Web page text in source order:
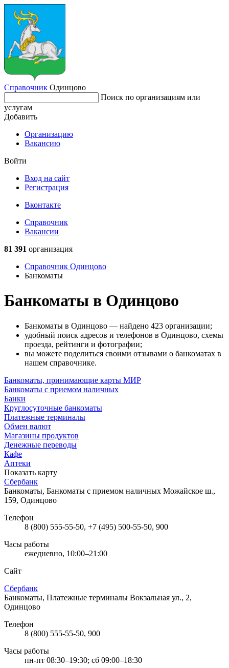
Справочник Одинцово
Поиск по организациям или
услугам
Добавить
Организацию
Вакансию
Войти
Вход на сайт
Регистрация
Вконтакте
Справочник
Вакансии
81 391 организация
Справочник Одинцово
Банкоматы
Банкоматы в Одинцово
Банкоматы в Одинцово — найдено 423 организации;
удобный поиск адресов и телефонов в Одинцово, схемы
проезда, рейтинги и фотографии;
вы можете поделиться своими отзывами о банкоматах в
нашем справочнике.
Банкоматы, принимающие карты МИР
Банкоматы с приемом наличных
Банки
Круглосуточные банкоматы
Платежные терминалы
Обмен валют
Магазины продуктов
Денежные переводы
Кафе
Аптеки
Показать карту
Сбербанк
Банкоматы, Банкоматы с приемом наличных Можайское ш.,
159, Одинцово
Телефон
8 (800) 555-55-50, +7 (495) 500-55-50, 900
Часы работы
ежедневно, 10:00–21:00
Сайт
Сбербанк
Банкоматы, Платежные терминалы Вокзальная ул., 2,
Одинцово
Телефон
8 (800) 555-55-50, 900
Часы работы
пн-пт 08:30–19:30; сб 09:00–18:30